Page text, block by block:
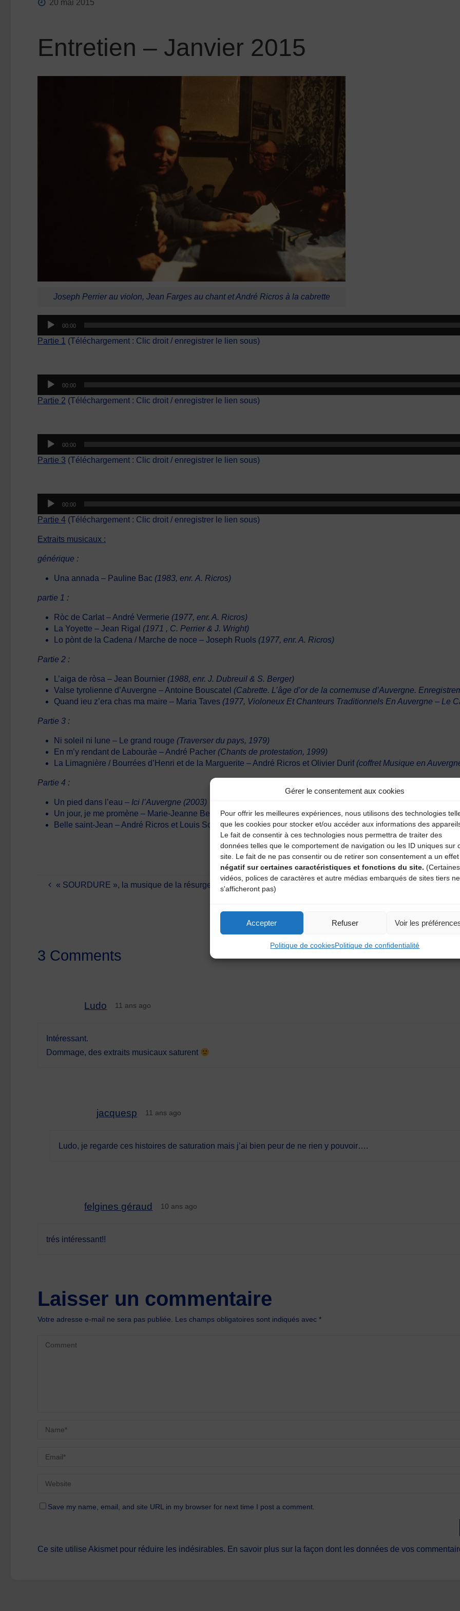
Gérer le consentement aux cookies
Pour offrir les meilleures expériences, nous utilisons des technologies
que les cookies pour stocker et/ou accéder aux informations des
Le fait de consentir à ces technologies nous permettra de traiter des
données telles que le comportement de navigation ou les ID uniques sur
site. Le fait de ne pas consentir ou de retirer son consentement a un effet
négatif sur certaines caractéristiques et fonctions du site. (Certaines
vidéos, polices de caractères et autre médias embarqués de sites tiers ne
s'afficheront pas)
Accepter Refuser Voir les
Politique de cookiesPolitique de confidentialité
20 mai 2015
Entretien – Janvier 2015
Joseph Perrier au violon, Jean Farges au chant et André Ricros à la cabrette
00:00
Partie 1 (Téléchargement : Clic droit / enregistrer le lien sous)
Lecteur
audio
00:00
Partie 2 (Téléchargement : Clic droit / enregistrer le lien sous)
Lecteur
audio
00:00
Partie 3 (Téléchargement : Clic droit / enregistrer le lien sous)
Lecteur
audio
00:00
Partie 4 (Téléchargement : Clic droit / enregistrer le lien sous)
Extraits musicaux :
générique :
Una annada – Pauline Bac (1983, enr. A. Ricros)
partie 1 :
Ròc de Carlat – André Vermerie (1977, enr. A. Ricros)
La Yoyette – Jean Rigal (1971 , C. Perrier & J. Wright)
Lo pònt de la Cadena / Marche de noce – Joseph Ruols (1977, enr. A. Ricros)
Partie 2 :
L’aiga de ròsa – Jean Bournier (1988, enr. J. Dubreuil & S. Berger)
Valse tyrolienne d’Auvergne – Antoine Bouscatel (Cabrette. L’âge d’or de la cornemuse d’Auvergne.
Quand ieu z’era chas ma maire – Maria Taves (1977, Violoneux Et Chanteurs Traditionnels En Auvergne – Le
Partie 3 :
Ni soleil ni lune – Le grand rouge (Traverser du pays, 1979)
En m’y rendant de Labouràe – André Pacher (Chants de protestation, 1999)
La Limagnière / Bourrées d’Henri et de la Marguerite – André Ricros et Olivier Durif (coffret Musique en
Partie 4 :
Un pied dans l’eau – Ici l’Auvergne (2003)
Un jour, je me promène – Marie-Jeanne Besseyrot(1976, enr. A. Ricros)
Belle saint-Jean – André Ricros et Louis Sclavis quartet(Le partage des eaux, 1989)
« SOURDURE », la musique de la résurgence
3 Comments
Ludo 11 ans ago
Intéressant.
Dommage, des extraits musicaux saturent
jacquesp 11 ans ago
Ludo, je regarde ces histoires de saturation mais j’ai bien peur de ne rien y pouvoir….
felgines géraud 10 ans ago
trés intéressant!!
Laisser un commentaire
Votre adresse e-mail ne sera pas publiée. Les champs obligatoires sont indiqués avec*
Save my name, email, and site URL in my browser for next time I post a comment.
Ce site utilise Akismet pour réduire les indésirables. En savoir plus sur la façon dont les données de vos